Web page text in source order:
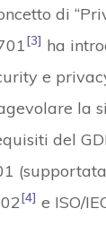
di
[3] ha
e
la
del
[4] e ISO/